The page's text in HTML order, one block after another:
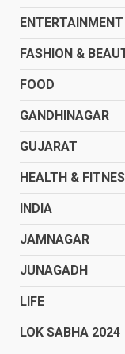
ENTERTAINMENT
FASHION &
FOOD
GANDHINAGAR
GUJARAT
HEALTH &
INDIA
JAMNAGAR
JUNAGADH
LIFE
LOK SABHA 2024